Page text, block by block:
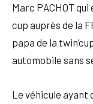
Marc PACHOT
cup auprès de la
papa de la
automobile sans
Le véhicule ayant